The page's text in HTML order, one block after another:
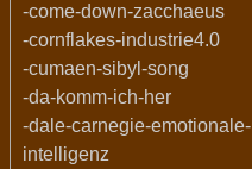
-come-down-zacchaeus
-cornflakes-industrie4.0
-cumaen-sibyl-song
-da-komm-ich-her
-dale-carnegie-emotionale-
intelligenz